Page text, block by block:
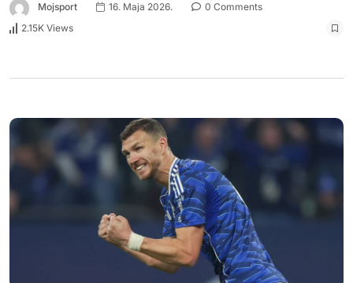
Mojsport 16. Maja 2026.
0 Comments
2.15K Views